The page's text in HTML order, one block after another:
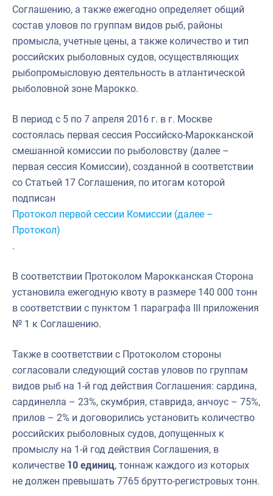
Соглашению, а также ежегодно определяет общий
состав уловов по группам видов рыб, районы
промысла, учетные цены, а также количество и тип
российских рыболовных судов, осуществляющих
рыбопромысловую деятельность в атлантической
рыболовной зоне Марокко.
В период с 5 по 7 апреля 2016 г. в г. Москве
состоялась первая сессия Российско-Марокканской
смешанной комиссии по рыболовству (далее –
первая сессия Комиссии), созданной в соответствии
со Статьей 17 Соглашения, по итогам которой
подписан
Протокол первой сессии Комиссии (далее –
Протокол)
.
В соответствии Протоколом Марокканская Сторона
установила ежегодную квоту в размере 140 000 тонн
в соответствии с пунктом 1 параграфа III приложения
№ 1 к Соглашению.
Также в соответствии с Протоколом стороны
согласовали следующий состав уловов по группам
видов рыб на 1-й год действия Соглашения: сардина,
сардинелла – 23%, скумбрия, ставрида, анчоус – 75%,
прилов – 2% и договорились установить количество
российских рыболовных судов, допущенных к
промыслу на 1-й год действия Соглашения, в
количестве 10 единиц, тоннаж каждого из которых
не должен превышать 7765 брутто-регистровых тонн.